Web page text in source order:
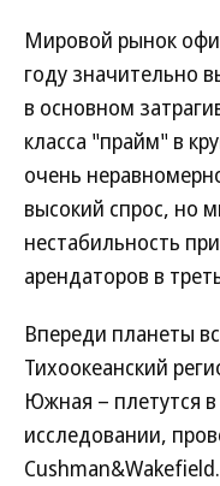
Мировой рынок
году значительно
в основном
класса "прайм" в
очень
высокий спрос, но
нестабильность
арендаторов в
Впереди планеты
Тихоокеанский
Южная – плетутся
исследовании,